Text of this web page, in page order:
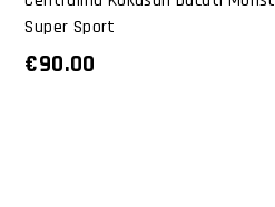
Super Sport
€90.00